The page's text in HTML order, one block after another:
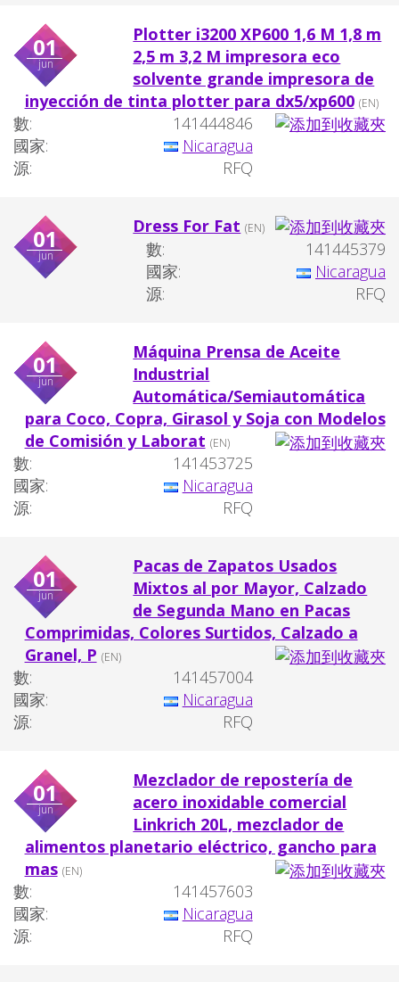
01
jun
Plotter i3200 XP600 1,6 M 1,8 m
2,5 m 3,2 M impresora eco
solvente grande impresora de
inyección de tinta plotter para dx5/xp600 (EN)
數:
141444846
國家:
Nicaragua
源:
RFQ
01
jun
Dress For Fat (EN)
數:
141445379
國家:
Nicaragua
源:
RFQ
01
jun
Máquina Prensa de Aceite
Industrial
Automática/Semiautomática
para Coco, Copra, Girasol y Soja con Modelos
de Comisión y Laborat (EN)
數:
141453725
國家:
Nicaragua
源:
RFQ
01
jun
Pacas de Zapatos Usados
Mixtos al por Mayor, Calzado
de Segunda Mano en Pacas
Comprimidas, Colores Surtidos, Calzado a
Granel, P (EN)
數:
141457004
國家:
Nicaragua
源:
RFQ
01
jun
Mezclador de repostería de
acero inoxidable comercial
Linkrich 20L, mezclador de
alimentos planetario eléctrico, gancho para
mas (EN)
數:
141457603
國家:
Nicaragua
源:
RFQ